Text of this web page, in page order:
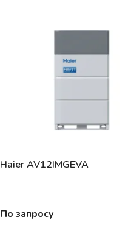
Haier AV12IMGEVA
По запросу